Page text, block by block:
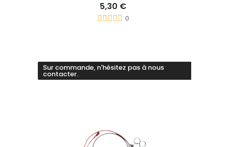
5,30 €
0
Sur commande, n'hésitez pas à nous
contacter.